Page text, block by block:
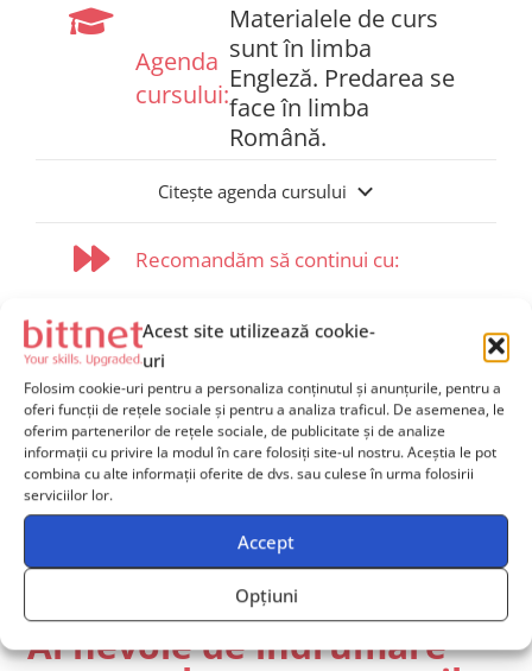
Acest site utilizează cookie-
uri
Folosim cookie-uri pentru a personaliza conținutul și anunțurile, pentru a
oferi funcții de rețele sociale și pentru a analiza traficul. De asemenea, le
oferim partenerilor de rețele sociale, de publicitate și de analize
informații cu privire la modul în care folosiți site-ul nostru. Aceștia le pot
combina cu alte informații oferite de dvs. sau culese în urma folosirii
serviciilor lor.
Accept
Opțiuni
Agenda
cursului:
Materialele de curs
sunt în limba
Engleză. Predarea se
face în limba
Română.
Citește agenda cursului
Recomandăm să continui cu:
curs.
Programe de certificare
Nu sunt programe de ceritifcare pentru acest curs.
Ai nevoie de îndrumare